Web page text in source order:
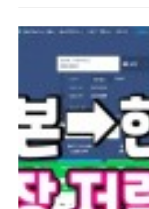
https://korean.co.jp/life2/11 재일
7선! 연회비 무료, 심사 잘 나고 혜
https://korean.co.jp/life2/130
정기권 활용법'에 대해 다뤄볼게요.
내 경험: 저희는 일본에서 먼저 신고
구약소에서 발행한 '혼인수리증명
처리되더군요. 비자 신청 시 제출할
올라간 걸 확인했을 때의 그 뭉클함!
2. 두 번째 관문: "사랑을 글로 증명하라고요
(?)은 바로 질문서(質問書)입니다.
처음 만난 날짜, 장소, 소개자 유무,
소설을 쓰는 기분이었습니다. 꿀팁: 기억이 가물가물할 수 있으니 카톡 대화
기록이나 비행기 티켓 날짜를 미리
찍은 사진 2~3장도 필수였는데, 양
'가족이 공인한 관계'라는 인상을
3. 세 번째 관문: "먹고 살 능력은 있는가?" (
가장 걱정하는 건 "이 외국인이 와
같아요. 서류: 일본인 배우자의 과세증명서, 납세증명서, 재직증명서가
필요합니다.
내 경험: 제 배우자가 당시 이직한